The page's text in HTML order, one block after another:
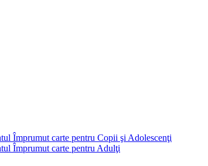
Împrumut carte pentru Copii şi Adolescenţi
Împrumut carte pentru Adulţi